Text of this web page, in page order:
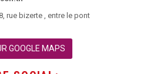
rue bizerte , entre le pont
GOOGLE MAPS